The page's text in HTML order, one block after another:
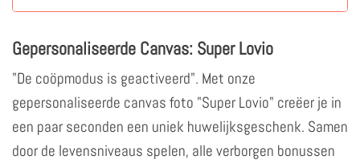
Gepersonaliseerde Canvas: Super Lovio
"De coöpmodus is geactiveerd". Met onze
gepersonaliseerde canvas foto "Super Lovio" creëer je in
een paar seconden een uniek huwelijksgeschenk. Samen
door de levensniveaus spelen, alle verborgen bonussen